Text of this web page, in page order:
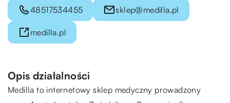
48517534455 sklep@medilla.pl
medilla.pl
Opis działalności
Medilla to internetowy sklep medyczny prowadzony